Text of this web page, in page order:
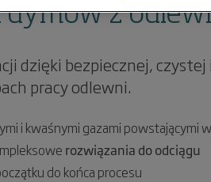
dymów z
dzięki bezpiecznej,
pracy odlewni.
i kwaśnymi gazami powstającymi w
rozwiązania do odciągu
do końca procesu